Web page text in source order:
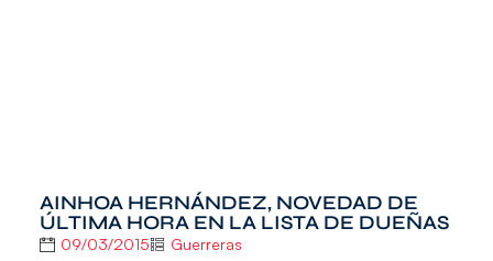
AINHOA HERNÁNDEZ, NOVEDAD DE
ÚLTIMA HORA EN LA LISTA DE DUEÑAS
09/03/2015 Guerreras